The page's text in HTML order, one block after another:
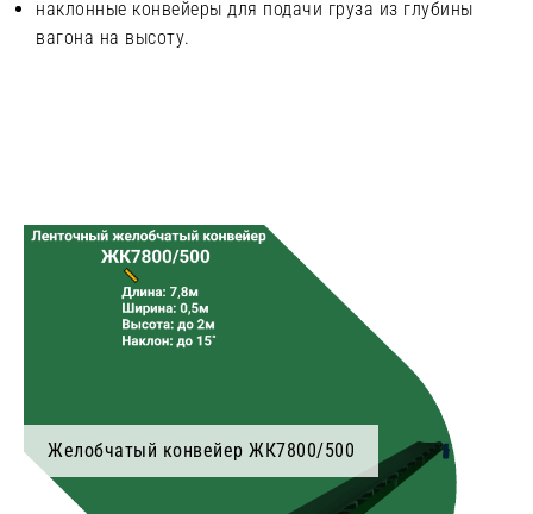
наклонные конвейеры для подачи груза из глубины
вагона на высоту.
Желобчатый конвейер ЖК7800/500